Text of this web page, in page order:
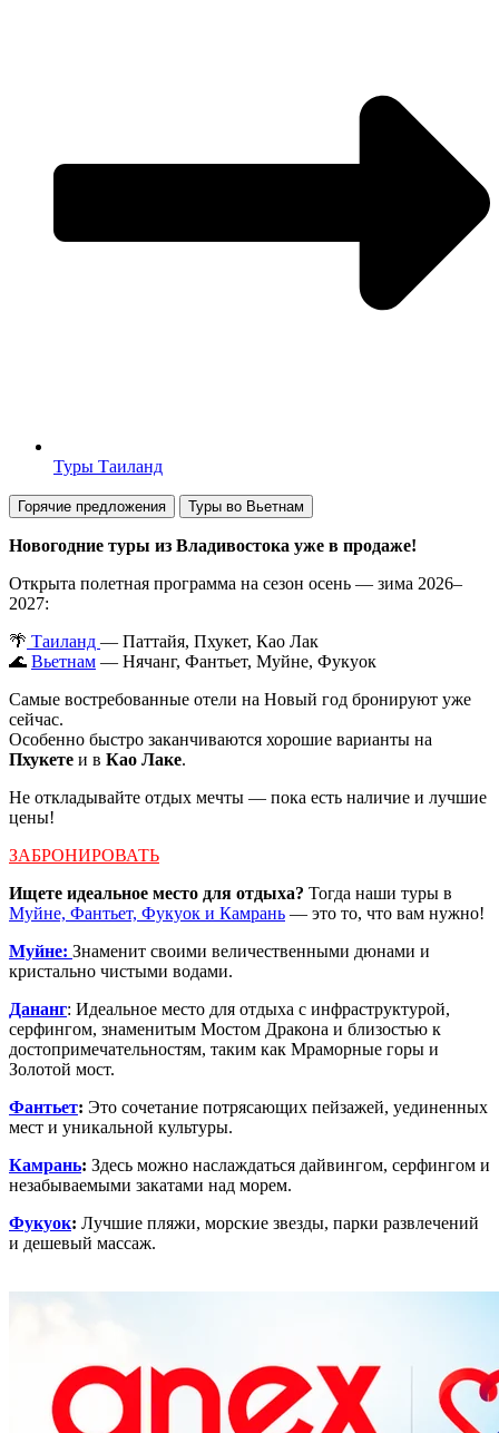
Туры Таиланд
Горячие предложения Туры во Вьетнам
Новогодние туры из Владивостока уже в продаже!
Открыта полетная программа на сезон осень — зима 2026–
2027:
🌴 Таиланд — Паттайя, Пхукет, Као Лак
🌊 Вьетнам — Нячанг, Фантьет, Муйне, Фукуок
Самые востребованные отели на Новый год бронируют уже
сейчас.
Особенно быстро заканчиваются хорошие варианты на
Пхукете и в Као Лаке.
Не откладывайте отдых мечты — пока есть наличие и лучшие
цены!
ЗАБРОНИРОВАТЬ
Ищете идеальное место для отдыха? Тогда наши туры в
Муйне, Фантьет, Фукуок и Камрань — это то, что вам нужно!
Муйне: Знаменит своими величественными дюнами и
кристально чистыми водами.
Дананг: Идеальное место для отдыха с инфраструктурой,
серфингом, знаменитым Мостом Дракона и близостью к
достопримечательностям, таким как Мраморные горы и
Золотой мост.
Фантьет: Это сочетание потрясающих пейзажей, уединенных
мест и уникальной культуры.
Камрань: Здесь можно наслаждаться дайвингом, серфингом и
незабываемыми закатами над морем.
Фукуок: Лучшие пляжи, морские звезды, парки развлечений
и дешевый массаж.